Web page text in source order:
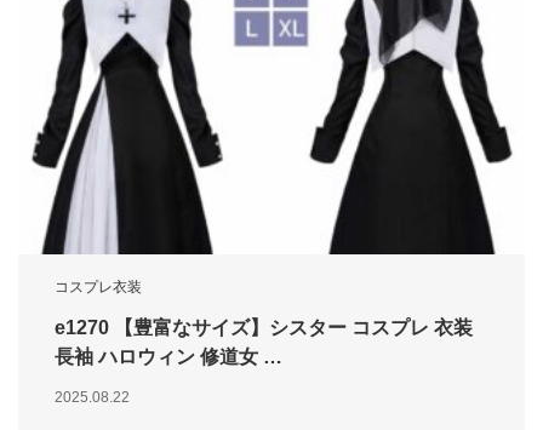
コスプレ衣装
e1270 【豊富なサイズ】シスター コスプレ 衣装
長袖 ハロウィン 修道女 …
2025.08.22